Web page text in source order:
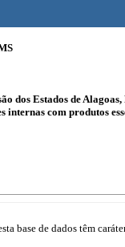
dos Estados de
internas com produtos
base de dados têm